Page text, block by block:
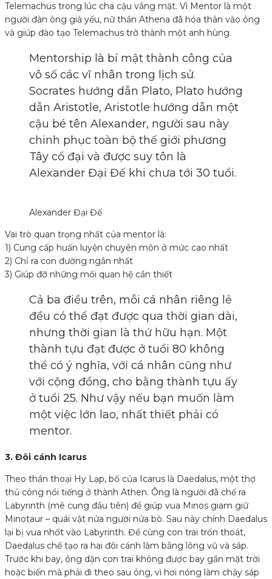
Telemachus trong lúc cha cậu vắng mặt. Vì Mentor là một
người đàn ông già yếu, nữ thần Athena đã hóa thân vào ông
và giúp đào tạo Telemachus trở thành một anh hùng.
Mentorship là bí mật thành công của
vô số các vĩ nhân trong lịch sử.
Socrates hướng dẫn Plato, Plato hướng
dẫn Aristotle, Aristotle hướng dẫn một
cậu bé tên Alexander, người sau này
chinh phục toàn bộ thế giới phương
Tây cổ đại và được suy tôn là
Alexander Đại Đế khi chưa tới 30 tuổi.
Alexander Đại Đế
Vai trò quan trọng nhất của mentor là:
1) Cung cấp huấn luyện chuyên môn ở mức cao nhất
2) Chỉ ra con đường ngắn nhất
3) Giúp đỡ những mối quan hệ cần thiết
Cả ba điều trên, mỗi cá nhân riêng lẻ
đều có thể đạt được qua thời gian dài,
nhưng thời gian là thứ hữu hạn. Một
thành tựu đạt được ở tuổi 80 không
thể có ý nghĩa, với cá nhân cũng như
với cộng đồng, cho bằng thành tựu ấy
ở tuổi 25. Như vậy nếu bạn muốn làm
một việc lớn lao, nhất thiết phải có
mentor.
3. Đôi cánh Icarus
Theo thần thoại Hy Lạp, bố của Icarus là Daedalus, một thợ
thủ công nổi tiếng ở thành Athen. Ông là người đã chế ra
Labyrinth (mê cung đầu tiên) để giúp vua Minos giam giữ
Minotaur – quái vật nửa người nửa bò. Sau này chính Daedalus
lại bị vua nhốt vào Labyrinth. Để cùng con trai trốn thoát,
Daedalus chế tạo ra hai đôi cánh làm bằng lông vũ và sáp.
Trước khi bay, ông dặn con trai không được bay gần mặt trời
hoặc biển mà phải đi theo sau ông, vì hơi nóng làm chảy sáp